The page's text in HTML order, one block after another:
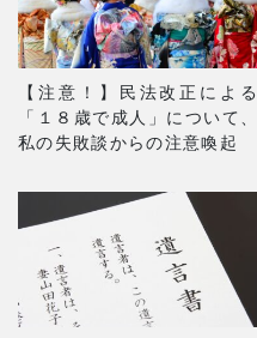
【注意！】民法改正による
「１８歳で成人」について、
私の失敗談からの注意喚起